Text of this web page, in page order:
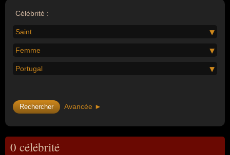
Célébrité :
Saint
Femme
Portugal
Avancée ►
0 célébrité